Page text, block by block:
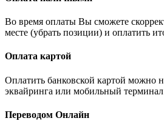
Во время оплаты Вы сможете
месте (убрать позиции) и оплатить
Оплата картой
Оплатить банковской картой можно
эквайринга или мобильный
Переводом Онлайн